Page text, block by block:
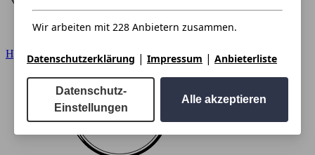
Hyundai
Wir arbeiten mit 228 Anbietern zusammen.
Datenschutzerklärung | Impressum | Anbieterliste
Datenschutz-
Einstellungen
Alle akzeptieren